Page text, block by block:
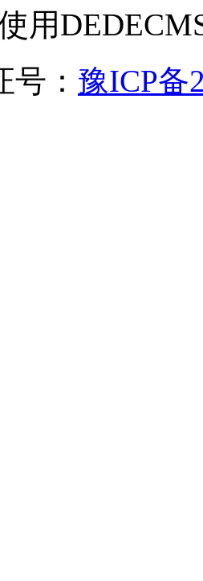
用
： 豫ICP备